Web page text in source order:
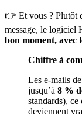
👉 Et vous ? Plutôt
message, le logiciel
bon moment, avec
Chiffre à
Les e-mails
jusqu’à 8 %
standards),
deviennent